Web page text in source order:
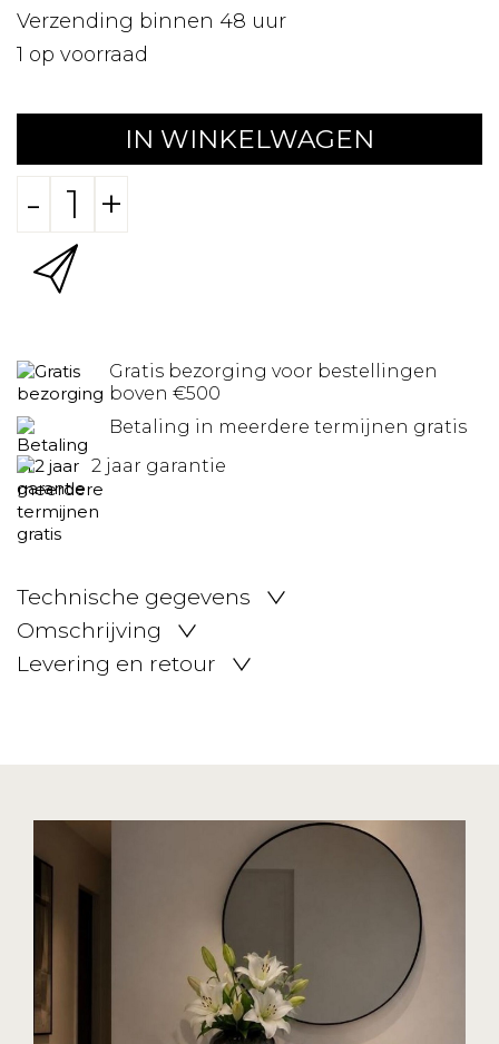
Verzending binnen 48 uur
1 op voorraad
IN WINKELWAGEN
- +
Gratis bezorging voor bestellingen
boven €500
Betaling in meerdere termijnen gratis
2 jaar garantie
Technische gegevens
Omschrijving
Levering en retour